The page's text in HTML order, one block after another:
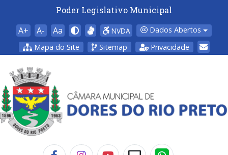
Poder Legislativo Municipal
A+ A- Aa NVDA
Dados Abertos
Mapa do Site
Sitemap Privacidade